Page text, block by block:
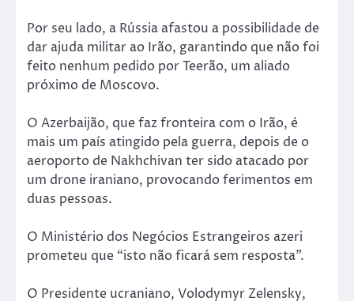
Por seu lado, a Rússia afastou a possibilidade de
dar ajuda militar ao Irão, garantindo que não foi
feito nenhum pedido por Teerão, um aliado
próximo de Moscovo.
O Azerbaijão, que faz fronteira com o Irão, é
mais um país atingido pela guerra, depois de o
aeroporto de Nakhchivan ter sido atacado por
um drone iraniano, provocando ferimentos em
duas pessoas.
O Ministério dos Negócios Estrangeiros azeri
prometeu que “isto não ficará sem resposta”.
O Presidente ucraniano, Volodymyr Zelensky,